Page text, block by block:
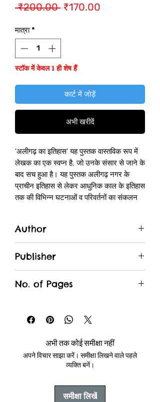
₹200.00 नियमित
₹170.00
मात्रा *
स्टॉक में केवल 1 ही शेष हैं
कार्ट में जोड़ें
अभी खरीदें
'अलीगढ़ का इतिहास' यह पुस्तक वास्तविक रूप में
लेखक का एक स्वप्न है, जो उनके संसार से जाने के
बाद सच हुआ है। यह पुस्तक अलीगढ़ नगर के
प्राचीन इतिहास से लेकर आधुनिक काल के इतिहास
तक की विभिन्न घटनाओं व परिवर्तनों का संकलन
से एकत्र करना आरम्भ कर दी थी और सन् 2013
तक वे प्रारम्भिक स्तर का लेखन कार्य कर चुके थे।
परन्तु अकस्मात संसार से विदा होने के कारण इसे
Author
Publisher
No. of Pages
अभी तक कोई समीक्षा नहीं
अपने विचार साझा करें। समीक्षा लिखने वाले पहले
व्यक्ति बनें।
समीक्षा लिखें